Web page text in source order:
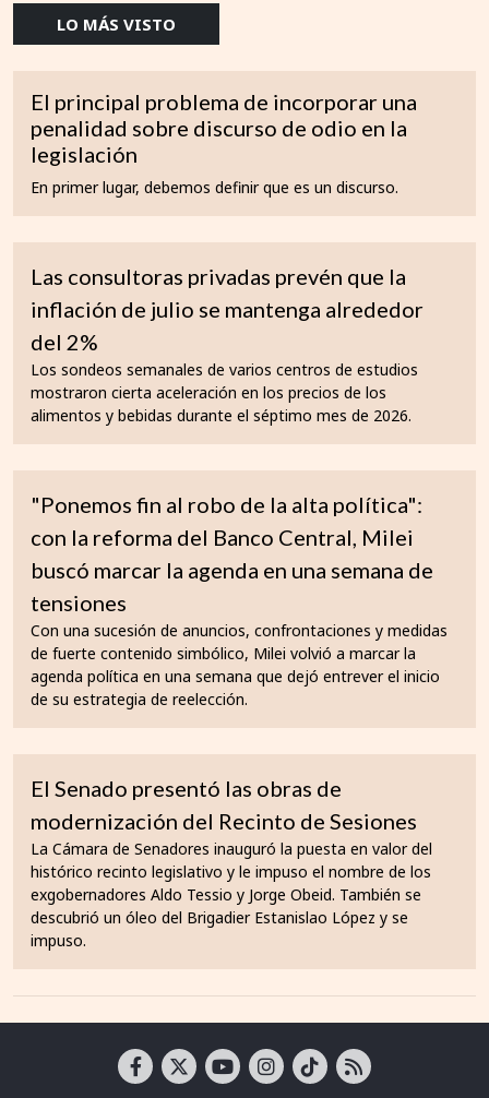
LO MÁS VISTO
El principal problema de incorporar una
penalidad sobre discurso de odio en la
legislación
En primer lugar, debemos definir que es un discurso.
Las consultoras privadas prevén que la
inflación de julio se mantenga alrededor
del 2%
Los sondeos semanales de varios centros de estudios
mostraron cierta aceleración en los precios de los
alimentos y bebidas durante el séptimo mes de 2026.
"Ponemos fin al robo de la alta política":
con la reforma del Banco Central, Milei
buscó marcar la agenda en una semana de
tensiones
Con una sucesión de anuncios, confrontaciones y medidas
de fuerte contenido simbólico, Milei volvió a marcar la
agenda política en una semana que dejó entrever el inicio
de su estrategia de reelección.
El Senado presentó las obras de
modernización del Recinto de Sesiones
La Cámara de Senadores inauguró la puesta en valor del
histórico recinto legislativo y le impuso el nombre de los
exgobernadores Aldo Tessio y Jorge Obeid. También se
descubrió un óleo del Brigadier Estanislao López y se
impuso.